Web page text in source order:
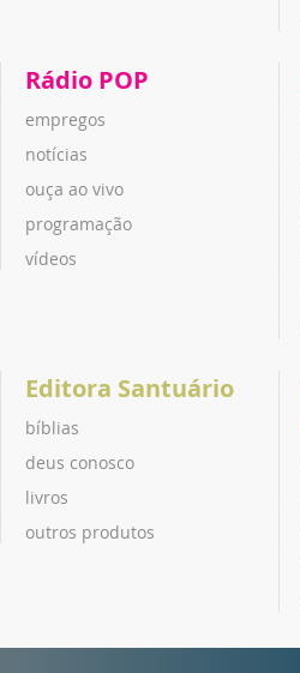
Rádio POP
empregos
notícias
ouça ao vivo
programação
vídeos
Editora Santuário
bíblias
deus conosco
livros
outros produtos